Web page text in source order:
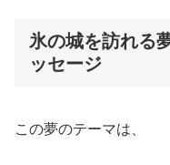
氷の城を訪れる
ッセージ
この夢のテーマは、